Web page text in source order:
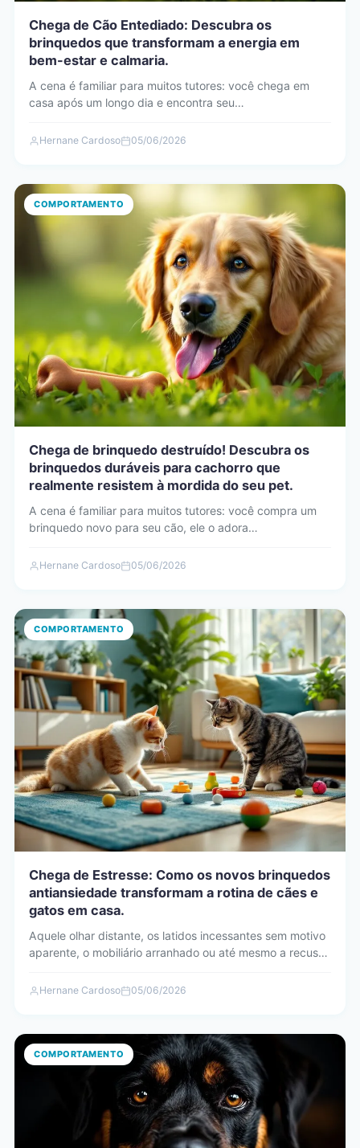
Chega de Cão Entediado: Descubra os
brinquedos que transformam a energia em
bem-estar e calmaria.
A cena é familiar para muitos tutores: você chega em
casa após um longo dia e encontra seu…
Hernane Cardoso 05/06/2026
COMPORTAMENTO
Chega de brinquedo destruído! Descubra os
brinquedos duráveis para cachorro que
realmente resistem à mordida do seu pet.
A cena é familiar para muitos tutores: você compra um
brinquedo novo para seu cão, ele o adora…
Hernane Cardoso 05/06/2026
COMPORTAMENTO
Chega de Estresse: Como os novos brinquedos
antiansiedade transformam a rotina de cães e
gatos em casa.
Aquele olhar distante, os latidos incessantes sem motivo
aparente, o mobiliário arranhado ou até mesmo a recusa
Hernane Cardoso 05/06/2026
COMPORTAMENTO